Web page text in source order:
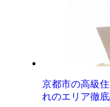
京都市の高級
れのエリア徹